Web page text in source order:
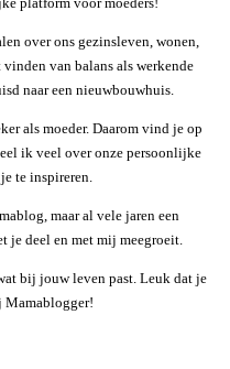
over ons gezinsleven, wonen,
van balans als werkende
naar een nieuwbouwhuis.
als moeder. Daarom vind je op
ik veel over onze persoonlijke
te inspireren.
maar al vele jaren een
je deel en met mij meegroeit.
bij jouw leven past. Leuk dat je
Mamablogger!